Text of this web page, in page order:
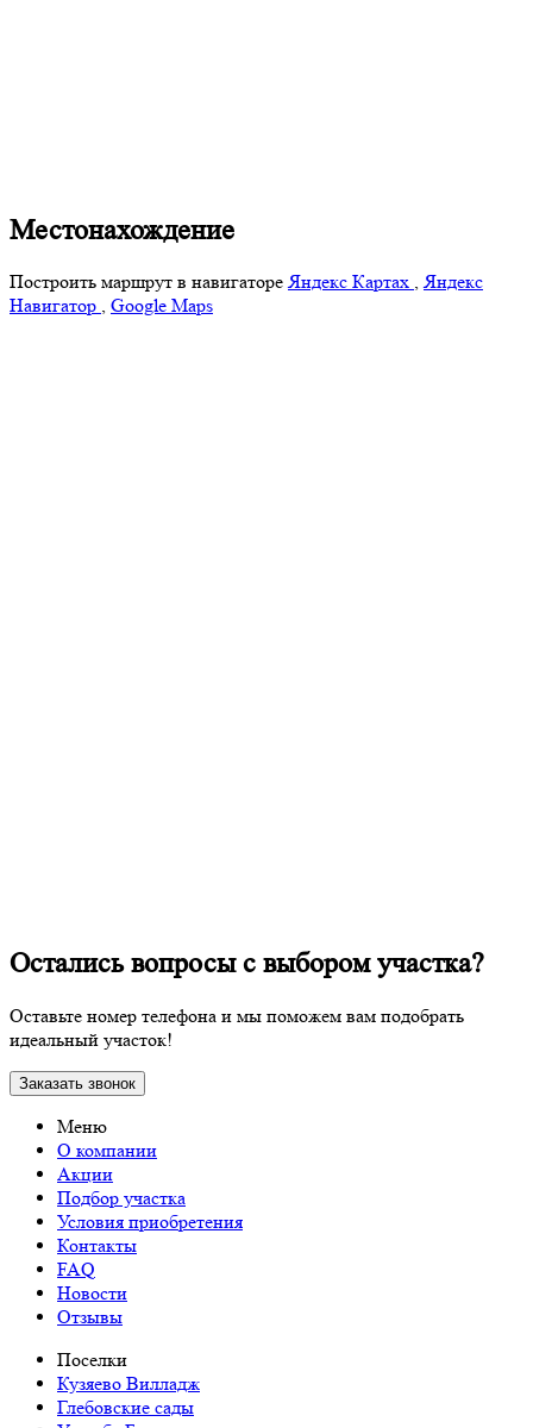
Местонахождение
Построить маршрут в навигатореЯндекс Картах ,Яндекс
Навигатор , Google Maps
Остались вопросы с выбором участка?
Оставьте номер телефона и мы поможем вам подобрать
идеальный участок!
Заказать звонок
Меню
О компании
Акции
Подбор участка
Условия приобретения
Контакты
FAQ
Новости
Отзывы
Поселки
Кузяево Вилладж
Глебовские сады